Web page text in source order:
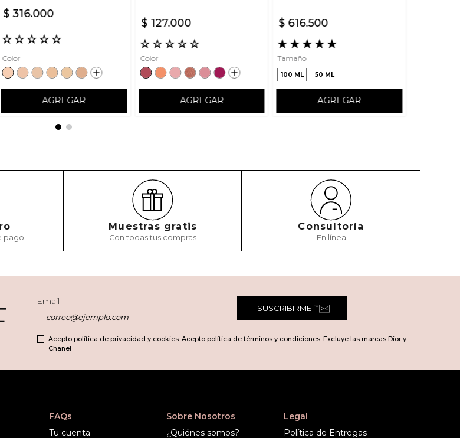
$ 316.000
☆☆☆☆☆
Color
AGREGAR
$ 127.000
☆☆☆☆☆
Color
AGREGAR
$ 616.500
★★★★★
Tamaño
100 ML 50 ML
AGREGAR
pago
Muestras gratis
Con todas tus compras
Consultoría
En línea
Email
SUSCRIBIRME
Acepto política de privacidad y cookies. Acepto política de términos y condiciones. Excluye las marcas Dior y
Chanel
FAQs
Tu cuenta
Sobre Nosotros
¿Quiénes somos?
Legal
Política de Entregas